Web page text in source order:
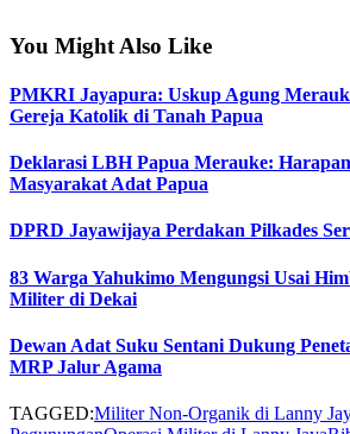
You Might Also Like
PMKRI Jayapura: Uskup Agung
Gereja Katolik di Tanah Papua
Deklarasi LBH Papua Merauke:
Masyarakat Adat Papua
DPRD Jayawijaya Perdakan Pilkades
83 Warga Yahukimo Mengungsi Usai
Militer di Dekai
Dewan Adat Suku Sentani Dukung
MRP Jalur Agama
TAGGED:Militer Non-Organik di Lanny